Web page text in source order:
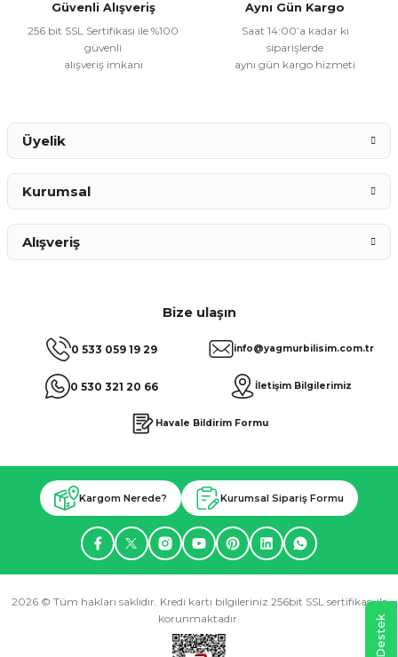
Güvenli Alışveriş
256 bit SSL Sertifikası ile %100
güvenli
alışveriş imkanı
Aynı Gün Kargo
Saat 14:00’a kadar ki
siparişlerde
aynı gün kargo hizmeti
Bize ulaşın
0 533 059 19 29
0 530 321 20 66
info@yagmurbilisim.com.tr
İletişim Bilgilerimiz
Havale Bildirim Formu
Üyelik
Kurumsal
Alışveriş
Kargom Nerede? Kurumsal Sipariş Formu
2026 © Tüm hakları saklıdır. Kredi kartı bilgileriniz 256bit SSL sertifikası ile
korunmaktadır.